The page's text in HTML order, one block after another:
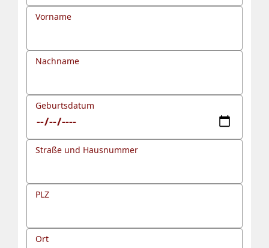
Vorname
Nachname
Geburtsdatum
Straße und Hausnummer
PLZ
Ort